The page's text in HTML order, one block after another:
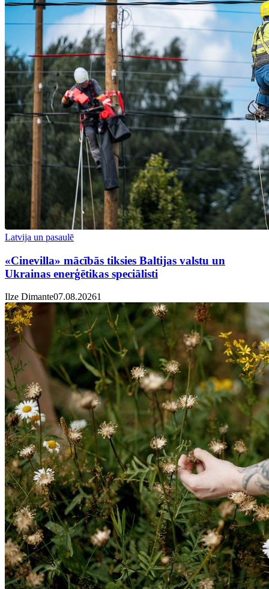
Latvija un pasaulē
«Cinevilla» mācībās tiksies Baltijas valstu un
Ukrainas enerģētikas speciālisti
Ilze Dimante07.08.20261